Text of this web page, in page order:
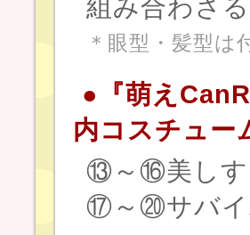
組み合わさ
＊眼型・髪型は
●『萌え
内コスチュー
⑬～⑯美しす
⑰～⑳サバイ